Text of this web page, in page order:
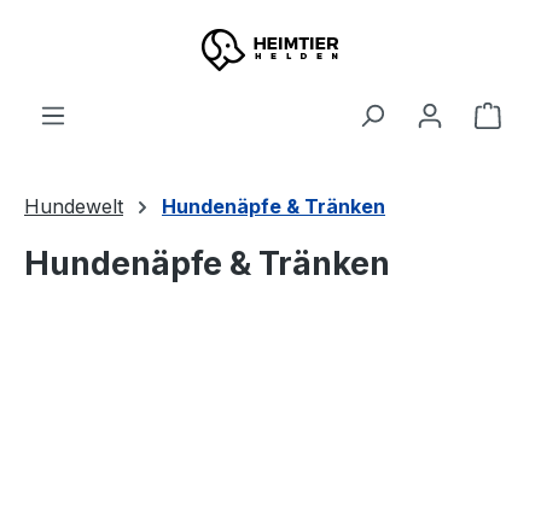
Zum Hauptinhalt springen
Hundewelt Hundenäpfe & Tränken
Hundenäpfe & Tränken